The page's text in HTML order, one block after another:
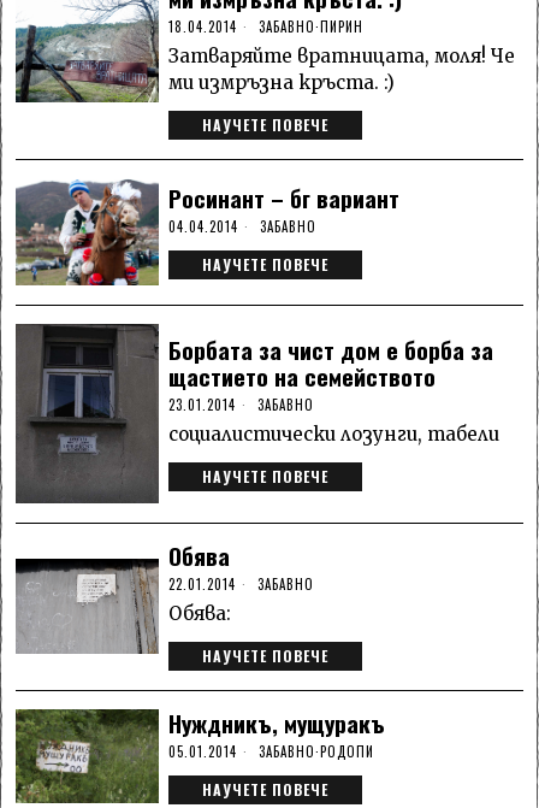
18.04.2014 ЗАБАВНО·ПИРИН
Затваряйте вратницата, моля! Че
ми измръзна кръста. :)
НАУЧЕТЕ ПОВЕЧЕ
Росинант – бг вариант
04.04.2014 ЗАБАВНО
НАУЧЕТЕ ПОВЕЧЕ
Борбата за чист дом е борба за
щастието на семейството
23.01.2014 ЗАБАВНО
социалистически лозунги, табели
НАУЧЕТЕ ПОВЕЧЕ
Обява
22.01.2014 ЗАБАВНО
Обява:
НАУЧЕТЕ ПОВЕЧЕ
Нуждникъ, мущуракъ
05.01.2014 ЗАБАВНО·РОДОПИ
НАУЧЕТЕ ПОВЕЧЕ